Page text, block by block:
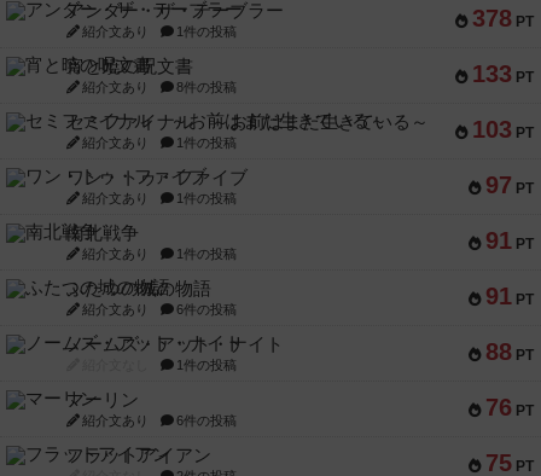
378 PT
アンダー・ザ・テーブラー
紹介文あり 1件の投稿
133 PT
宵と暁の呪文書
紹介文あり 8件の投稿
103 PT
セミファイナル ～お前はまだ生きている～
紹介文あり 1件の投稿
97 PT
ワン・トゥ・ファイブ
紹介文あり 1件の投稿
91 PT
南北戦争
紹介文あり 1件の投稿
91 PT
ふたつの城の物語
紹介文あり 6件の投稿
88 PT
ノームズ・アット・ナイト
1件の投稿
76 PT
マーリン
紹介文あり 6件の投稿
75 PT
フラットアイアン